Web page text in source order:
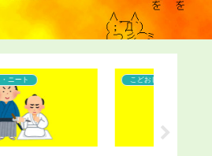
こどおじ・ニート